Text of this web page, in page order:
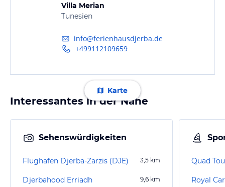
Villa Merian
Tunesien
info@ferienhausdjerba.de
+499112109659
Karte
Interessantes in der Nähe
Sehenswürdigkeiten
Flughafen Djerba-Zarzis (DJE) 3,5 km
Djerbahood Erriadh 9,6 km
Quad
Royal